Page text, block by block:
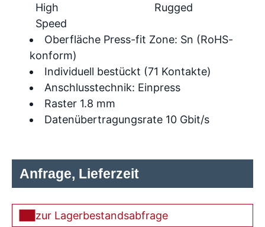
Oberfläche Press-fit Zone: Sn (RoHS-
konform)
Individuell bestückt (71 Kontakte)
Anschlusstechnik: Einpress
Raster 1.8 mm
Datenübertragungsrate 10 Gbit/s
High
Speed
Rugged
Anfrage, Lieferzeit
zur Lagerbestandsabfrage